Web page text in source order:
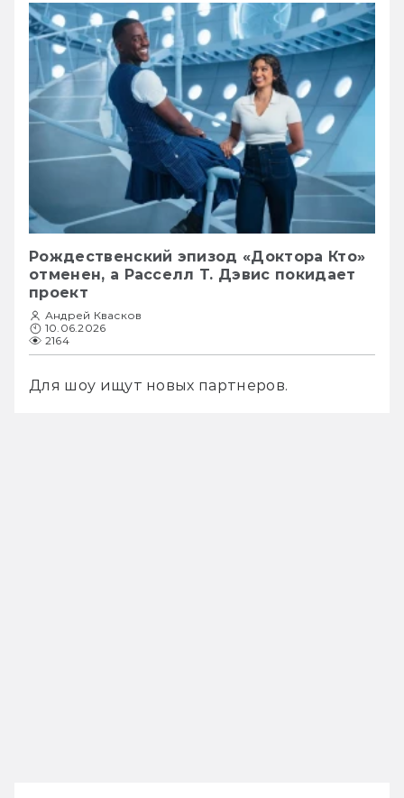
Рождественский эпизод «Доктора Кто»
отменен, а Расселл Т. Дэвис покидает
проект
Андрей Квасков
10.06.2026
2164
Для шоу ищут новых партнеров.